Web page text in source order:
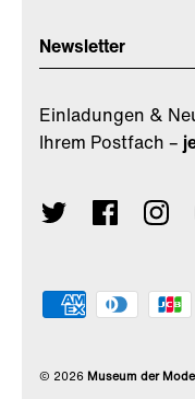
Newsletter
Einladungen &
Ihrem Postfach –
© 2026 Museum der